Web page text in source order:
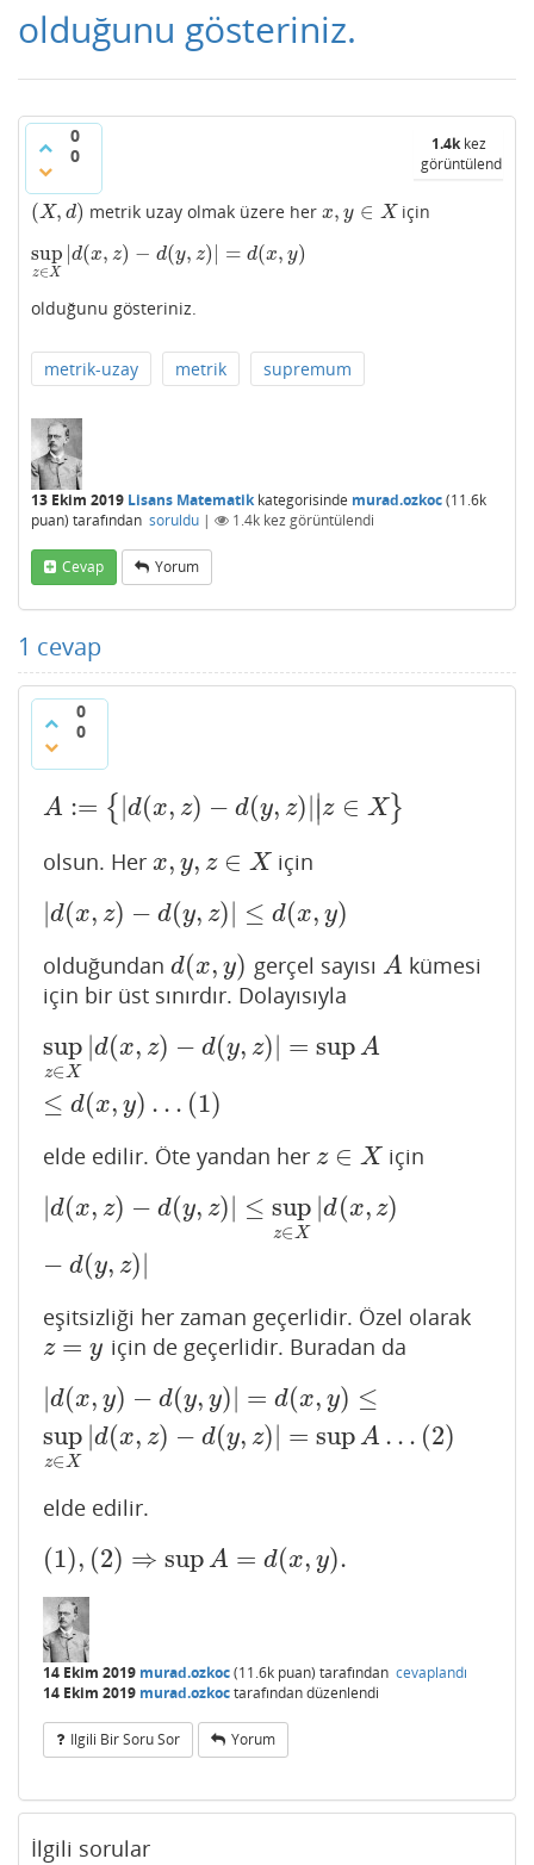
olduğunu gösteriniz.
0
0
1.4kkez
görüntülendi
(X, d)
(X,d) metrik uzay olmak üzere herx, y ∈ X
x,y ∈ X için
sup
z∈X
|d(x, z) − d(y, z)| = d(x, y)
supz∈ X| d(x ,z)−d( y,z |=d(x,y)
olduğunu gösteriniz.
metrik-uzay metrik supremum
13 Ekim 2019 Lisans Matematikkategorisinde murad.ozkoc(11.6k
puan) tarafından soruldu | 1.4k kez görüntülendi
Cevap Yorum
1 cevap
0
0
A := { |d(x, z) − d(y, z) ∣∣z ∈ X}
A :={|d( x,z −d (y,z)| |z∈X}
olsun. Her x, y, z ∈ X
x,y ,z∈X için
d(x, z) − d(y, z) ≤ d(x, y)
|d( x,z )−d(y, z)| d(x,y)
olduğundan d(x, y)
d(x,y) gerçel sayısı A
A kümesi
için bir üst sınırdır. Dolayısıyla
sup
z∈X
|d(x, z) − d(y, z) = supA
≤ d(x, y) … (1)
supz∈ X| d(x z)−d( y,z |=supA≤d(
elde edilir. Öte yandan her z ∈ X
z∈X için
d(x, z) − d(y, z) ≤ sup
z∈X
|d(x, z)
− d(y, z)
| d(x z)−d(y,z )|≤ sup z∈X |d(x,z) −d
eşitsizliği her zaman geçerlidir. Özel olarak
z = y
z=y için de geçerlidir. Buradan da
d(x, y) − d(y, y) = d(x, y) ≤
sup
z∈X
|d(x, z) − d(y, z) = supA … (2)
|d(x,y )−d (y, y)|=d (x,y ≤supz∈ X|d (x,
elde edilir.
(1), (2) ⇒ supA = d(x, y).
(1) (2)⇒supA= d(x ,y).
14 Ekim 2019 murad.ozkoc(11.6k puan) tarafından cevaplandı
14 Ekim 2019 murad.ozkoctarafındandüzenlendi
Ilgili Bir Soru Sor Yorum
İlgili sorular